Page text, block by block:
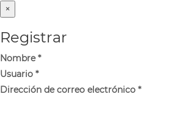
×
Registrar
Nombre*
Usuario *
Dirección de correo electrónico *